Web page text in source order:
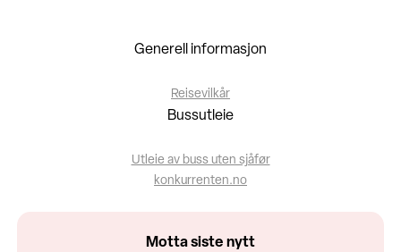
Generell informasjon
Reisevilkår
Bussutleie
Utleie av buss uten sjåfør
konkurrenten.no
Motta siste nytt